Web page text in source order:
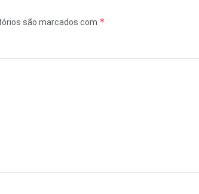
são marcados com *